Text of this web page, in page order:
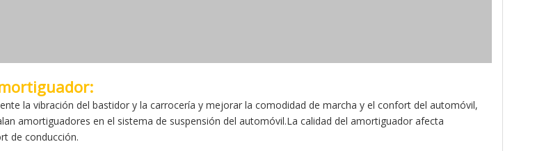
la vibración del bastidor y la carrocería y mejorar la comodidad de marcha y el confort del automóvil,
amortiguadores en el sistema de suspensión del automóvil.La calidad del amortiguador afecta
de conducción.